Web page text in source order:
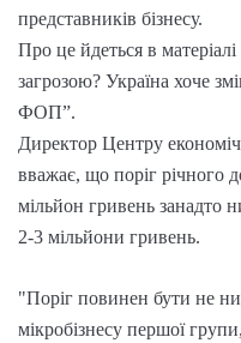
представників бізнесу.
Про це йдеться в
загрозою? Україна хоче
ФОП”.
Директор Центру
вважає, що поріг річного
мільйон гривень занадто
2-3 мільйони гривень.
"Поріг повинен бути не
мікробізнесу першої